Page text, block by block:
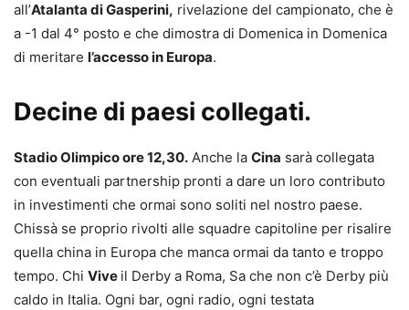
all’Atalanta di Gasperini, rivelazione del campionato, che è
a -1 dal 4° posto e che dimostra di Domenica in Domenica
di meritare l’accesso in Europa.
Decine di paesi collegati.
Stadio Olimpico ore 12,30. Anche la Cina sarà collegata
con eventuali partnership pronti a dare un loro contributo
in investimenti che ormai sono soliti nel nostro paese.
Chissà se proprio rivolti alle squadre capitoline per risalire
quella china in Europa che manca ormai da tanto e troppo
tempo. Chi Vive il Derby a Roma, Sa che non c’è Derby più
caldo in Italia. Ogni bar, ogni radio, ogni testata